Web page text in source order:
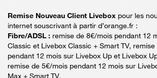
Remise Nouveau Client Livebox pour les
internet souscrivant à partir d’orange.fr :
Fibre/ADSL : remise de 8€/mois pendant 12
Classic et Livebox Classic + Smart TV,
pendant 12 mois sur Livebox Up et Livebox
remise de 5€/mois pendant 12 mois sur
Max + Smart TV.